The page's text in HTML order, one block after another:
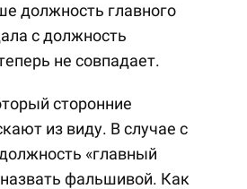
должность главного
с должность
не совпадает.
сторонние
из виду. В случае с
«главный
фальшивой. Как